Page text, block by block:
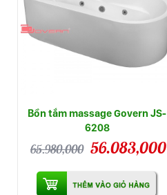
Bồn tắm massage Govern JS-
6208
65.980,000 56.083,000